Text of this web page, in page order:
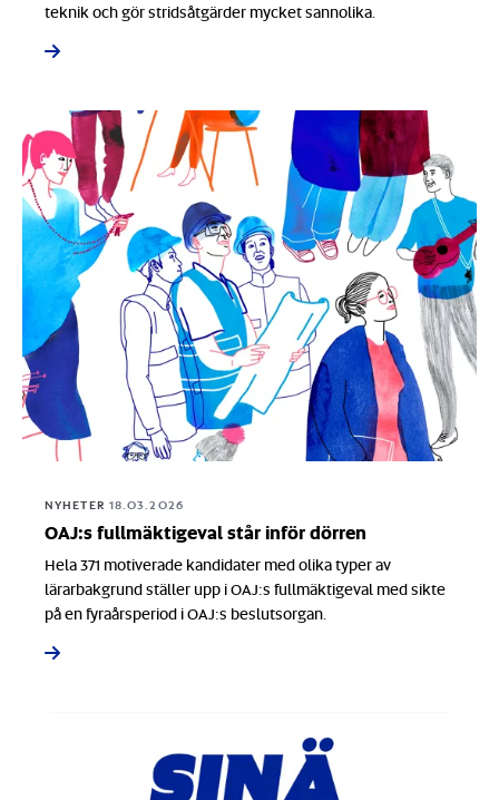
teknik och gör stridsåtgärder mycket sannolika.
NYHETER 18.03.2026
OAJ:s fullmäktigeval står inför dörren
Hela 371 motiverade kandidater med olika typer av
lärarbakgrund ställer upp i OAJ:s fullmäktigeval med sikte
på en fyraårsperiod i OAJ:s beslutsorgan.